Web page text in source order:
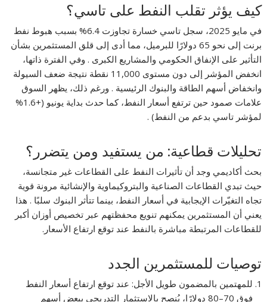
كيف يؤثر تقلب النفط على تاسي؟
في مايو 2025، سجل تاسي خسارة تجاوزت 6.4% بسبب هبوط نفط
برنت إلى نحو 65 دولارًا للبرميل، مما أدى إلى قلق المستثمرين بشأن
التأثير على الإنفاق الحكومي والمشاريع الكبرى . وفي الفترة ذاتها،
انخفض المؤشر إلى دون مستوى 11,000 نقطة نتيجة ضعف السيولة
وانخفاض أسهم الطاقة والبنوك الرئيسية . ورغم ذلك، يظهر السوق
علامات صمود حين ترتفع أسعار النفط، كما حدث بداية يونيو (+1.6%
لمؤشر تاسي بدعم من النفط) .
تحليلات قطاعية: من يستفيد ومن يتضرر؟
بحث أكاديمي وجد أن تأثيرات النفط على القطاعات غير متجانسة،
حيث تبدي القطاعات الصناعية والبتروكيماوية والإنشائية مرونة قوية
تجاه التغيّرات الإيجابية في أسعار النفط، بينما تتأثر البنوك سلبًا . هذا
يعني أن المستثمرين يمكنهم تنويع محفظتهم عبر تخصيص أوزان أكبر
للقطاعات المرتبطة مباشرة بالنفط عند توقع ارتفاع الأسعار.
توصيات للمستثمرين الجدد
للمهتمين بالمضمون طويل الأجل: عند توقع ارتفاع أسعار النفط
فوق 70–80 دولارًا، يُنصح بالاستثمار التدريجي ببعض أسهم